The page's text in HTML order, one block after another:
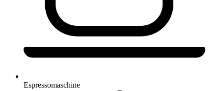
Espressomaschine